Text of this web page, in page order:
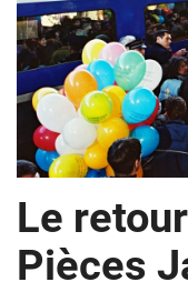
Pièces
Jaunes
Le
Pièces